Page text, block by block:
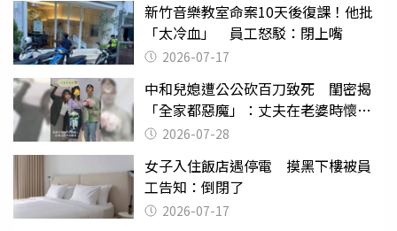
新竹音樂教室命案10天後復課！他批
「太冷血」 員工怒駁：閉上嘴
2026-07-17
中和兒媳遭公公砍百刀致死 閨密揭
「全家都惡魔」：丈夫在老婆時懷孕
摔東西
2026-07-28
女子入住飯店遇停電 摸黑下樓被員
工告知：倒閉了
2026-07-17